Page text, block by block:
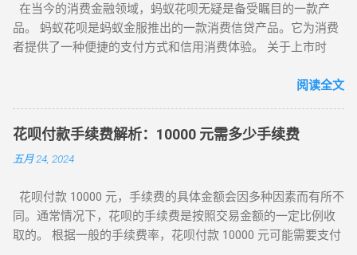
友的店铺使用花呗刷一笔金额，然后朋友再以转账或现金的方
式将款项返还给您。 方法二：在线购物提现 在淘宝等平台上购
买虚拟商品，完成交易后联系商家。商家会将您支付的花呗额
存在一定的风险，建议选择信誉良好的商家进行交易。 方法
三：朋友互助提现 如果身边的朋友需要消费，您可以使用自己
的花呗为他们付款，朋友随后可以将款项以转账或现金的方式
借呗功能，可以将花呗额度转入借呗，然后使用借呗的提现功
利息和还款期限。 方法五：联系客服寻求帮助 如果以上方法都
不可行，可以联系支付宝客服，咨询是否有其他提现方式可供
选择。客服人员能够提供专业的建议和指导，帮助您找到合适
方式，如分期还款、延期还款等。 安全可靠：花呗拥有严格的
风控体系，保障用户的资金安全。 三、花呗的注意事项 合理使
用：要合理使用花呗，避免过度消费和逾期还款。 还款时间：
护账户安全：要保护好自己的账户信息，避免被盗用或泄露。
四、如何还款 自动还款：在花呗页面中选择“自动还款”，设置
好还款方式，支付宝会自动从你的账户中扣款。 手动还款：在
花呗页面中选择“还款”，输入还款金额，点击“确认还款”即可。
总之，花呗是一种非常方便的消费工具，可以为人们提供一定
保护好自己的账户安全，合理使用，并按时还款。希望本文能
对你有所帮助！
在当今的消费金融领域，蚂蚁花呗无疑是备受瞩目的一款产
品。 蚂蚁花呗是蚂蚁金服推出的一款消费信贷产品。它为消费
者提供了一种便捷的支付方式和信用消费体验。 关于上市时
如何注册开通和使用蚂蚁花呗： 注册开通 ： 拥有一个支付宝
输入“蚂蚁花呗”。 按照系统提示进行操作，可能需要同意相关
协议和授权。 使用方法 ： 在支持蚂蚁花呗支付的线上或线下
商家进行消费时，选择蚂蚁花呗作为支付方式。 可以根据自己
方式多样，可以选择全额还款、分期还款或最低还款等。 例
如，小明在网上购物时，看到商家支持蚂蚁花呗支付，他选择
使用蚂蚁花呗支付了一笔 1000 元的订单，然后在免息期内全额
阅读全文
花呗付款手续费解析：10000 元需多少手续费
五月 24, 2024
花呗付款 10000 元，手续费的具体金额会因多种因素而有所不
同。通常情况下，花呗的手续费是按照交易金额的一定比例收
取的。 根据一般的手续费率，花呗付款 10000 元可能需要支付